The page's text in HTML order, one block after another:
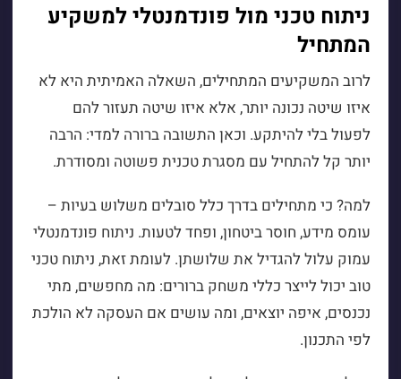
ניתוח טכני מול פונדמנטלי למשקיע
המתחיל
לרוב המשקיעים המתחילים, השאלה האמיתית היא לא
איזו שיטה נכונה יותר, אלא איזו שיטה תעזור להם
לפעול בלי להיתקע. וכאן התשובה ברורה למדי: הרבה
יותר קל להתחיל עם מסגרת טכנית פשוטה ומסודרת.
למה? כי מתחילים בדרך כלל סובלים משלוש בעיות –
עומס מידע, חוסר ביטחון, ופחד לטעות. ניתוח פונדמנטלי
עמוק עלול להגדיל את שלושתן. לעומת זאת, ניתוח טכני
טוב יכול לייצר כללי משחק ברורים: מה מחפשים, מתי
נכנסים, איפה יוצאים, ומה עושים אם העסקה לא הולכת
לפי התכנון.